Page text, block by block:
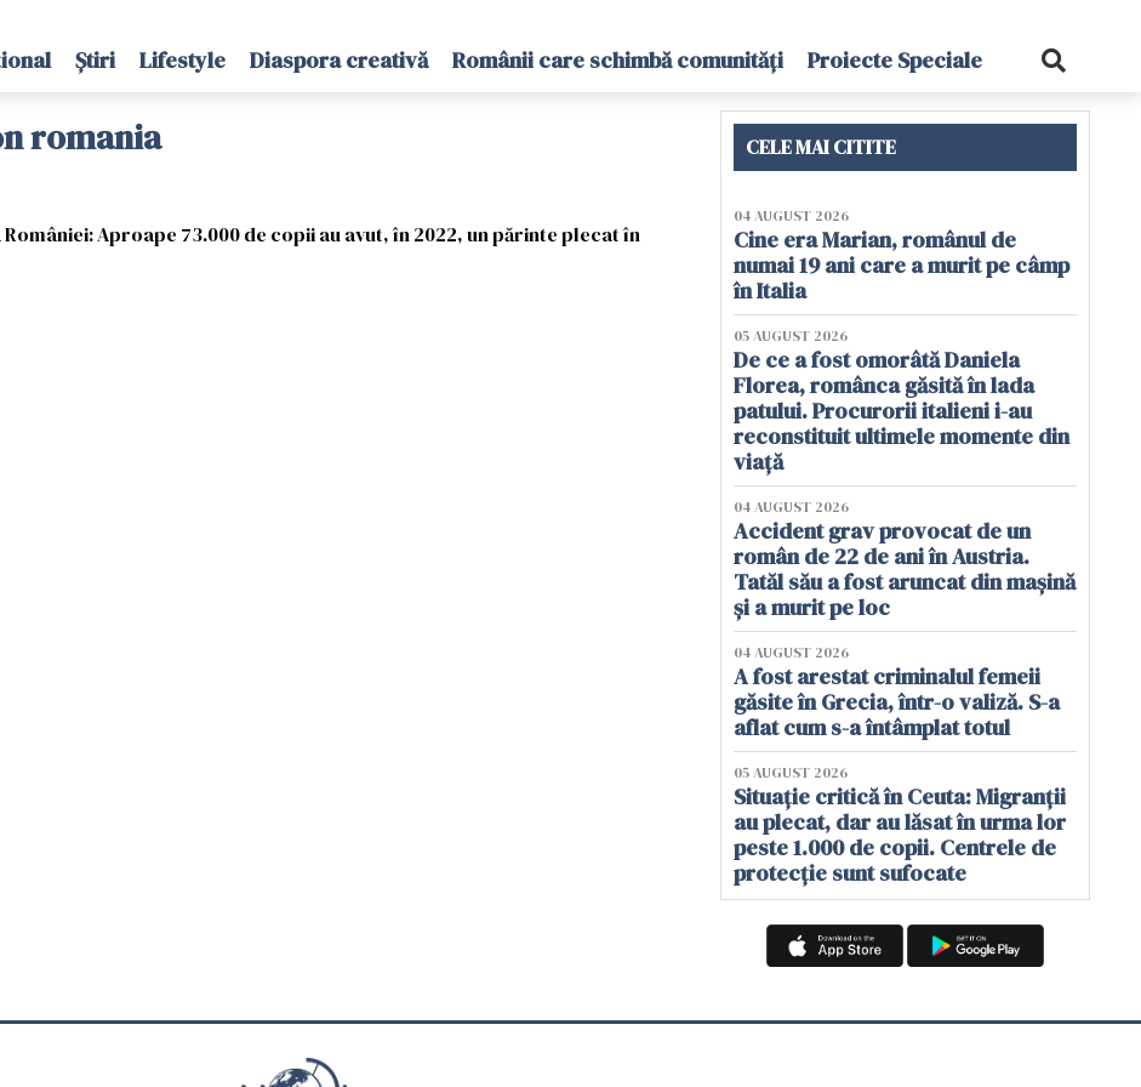
Știri Lifestyle Diaspora creativă Românii care schimbă comunități Proiecte Speciale
romania
Aproape 73.000 de copii au avut, în 2022, un părinte plecat în
CELE MAI CITITE
04 AUGUST 2026
Cine era Marian, românul de
numai 19 ani care a murit pe câmp
în Italia
05 AUGUST 2026
De ce a fost omorâtă Daniela
Florea, românca găsită în lada
patului. Procurorii italieni i-au
reconstituit ultimele momente din
viață
04 AUGUST 2026
Accident grav provocat de un
român de 22 de ani în Austria.
Tatăl său a fost aruncat din mașină
și a murit pe loc
04 AUGUST 2026
A fost arestat criminalul femeii
găsite în Grecia, într-o valiză. S-a
aflat cum s-a întâmplat totul
05 AUGUST 2026
Situație critică în Ceuta: Migranții
au plecat, dar au lăsat în urma lor
peste 1.000 de copii. Centrele de
protecție sunt sufocate